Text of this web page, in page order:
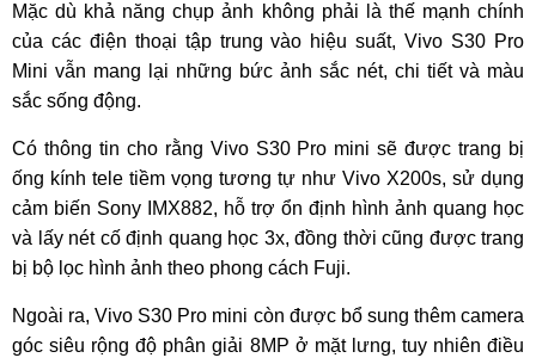
Mặc dù khả năng chụp ảnh không phải là thế mạnh chính
của các điện thoại tập trung vào hiệu suất, Vivo S30 Pro
Mini vẫn mang lại những bức ảnh sắc nét, chi tiết và màu
sắc sống động.
Có thông tin cho rằng Vivo S30 Pro mini sẽ được trang bị
ống kính tele tiềm vọng tương tự như Vivo X200s, sử dụng
cảm biến Sony IMX882, hỗ trợ ổn định hình ảnh quang học
và lấy nét cố định quang học 3x, đồng thời cũng được trang
bị bộ lọc hình ảnh theo phong cách Fuji.
Ngoài ra, Vivo S30 Pro mini còn được bổ sung thêm camera
góc siêu rộng độ phân giải 8MP ở mặt lưng, tuy nhiên điều